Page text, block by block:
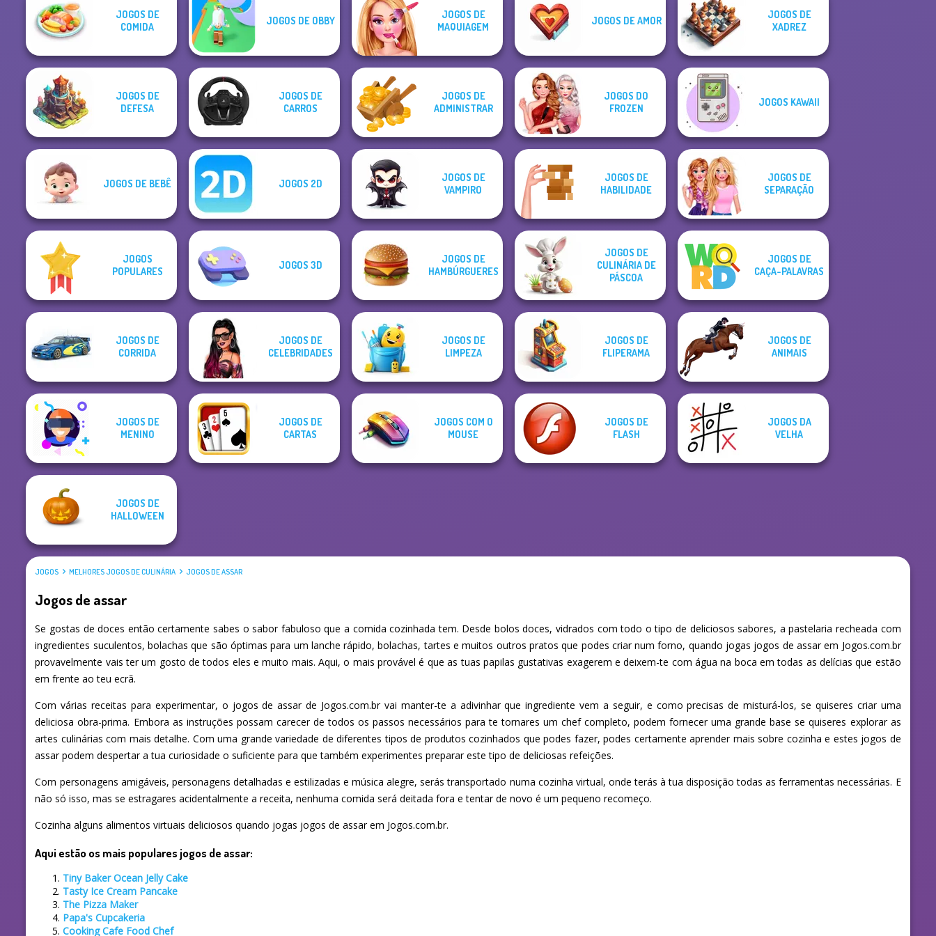
JOGOS DE
COMIDA
JOGOS DE OBBY
JOGOS DE
MAQUIAGEM
JOGOS DE AMOR
JOGOS DE
XADREZ
JOGOS DE
DEFESA
JOGOS DE
CARROS
JOGOS DE
ADMINISTRAR
JOGOS DO
FROZEN
JOGOS KAWAII
JOGOS DE BEBÊ JOGOS 2D
JOGOS DE
VAMPIRO
JOGOS DE
HABILIDADE
JOGOS DE
SEPARAÇÃO
JOGOS
POPULARES
JOGOS 3D
JOGOS DE
HAMBÚRGUERES
JOGOS DE
CULINÁRIA DE
PÁSCOA
JOGOS DE
CAÇA-PALAVRAS
JOGOS DE
CORRIDA
JOGOS DE
CELEBRIDADES
JOGOS DE
LIMPEZA
JOGOS DE
FLIPERAMA
JOGOS DE
ANIMAIS
JOGOS DE
MENINO
JOGOS DE
CARTAS
JOGOS COM O
MOUSE
JOGOS DE
FLASH
JOGOS DA
VELHA
JOGOS DE
HALLOWEEN
JOGOS MELHORES JOGOS DE CULINÁRIA JOGOS DE ASSAR
Jogos de assar
Se gostas de doces então certamente sabes o sabor fabuloso que a comida cozinhada tem. Desde bolos doces, vidrados com todo o tipo de deliciosos sabores, a pastelaria recheada com
ingredientes suculentos, bolachas que são óptimas para um lanche rápido, bolachas, tartes e muitos outros pratos que podes criar num forno, quando jogas jogos de assar em Jogos.com.br
provavelmente vais ter um gosto de todos eles e muito mais. Aqui, o mais provável é que as tuas papilas gustativas exagerem e deixem-te com água na boca em todas as delícias que estão
em frente ao teu ecrã.
Com várias receitas para experimentar, o jogos de assar de Jogos.com.br vai manter-te a adivinhar que ingrediente vem a seguir, e como precisas de misturá-los, se quiseres criar uma
deliciosa obra-prima. Embora as instruções possam carecer de todos os passos necessários para te tornares um chef completo, podem fornecer uma grande base se quiseres explorar as
artes culinárias com mais detalhe. Com uma grande variedade de diferentes tipos de produtos cozinhados que podes fazer, podes certamente aprender mais sobre cozinha e estes jogos de
assar podem despertar a tua curiosidade o suficiente para que também experimentes preparar este tipo de deliciosas refeições.
Com personagens amigáveis, personagens detalhadas e estilizadas e música alegre, serás transportado numa cozinha virtual, onde terás à tua disposição todas as ferramentas necessárias. E
não só isso, mas se estragares acidentalmente a receita, nenhuma comida será deitada fora e tentar de novo é um pequeno recomeço.
Cozinha alguns alimentos virtuais deliciosos quando jogas jogos de assar em Jogos.com.br.
Aqui estão os mais populares jogos de assar:
Tiny Baker Ocean Jelly Cake
Tasty Ice Cream Pancake
The Pizza Maker
Papa's Cupcakeria
Cooking Cafe Food Chef